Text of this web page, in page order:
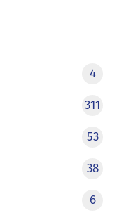
4
311
53
38
6